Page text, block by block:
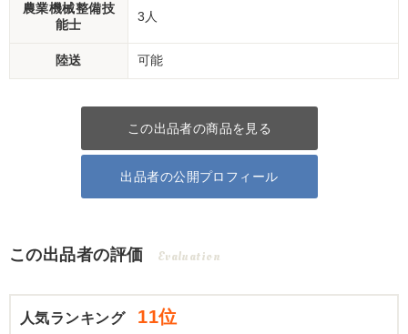
農業機械整備技
能士
3人
陸送 可能
この出品者の商品を見る
出品者の公開プロフィール
この出品者の評価 Evaluation
人気ランキング 11位